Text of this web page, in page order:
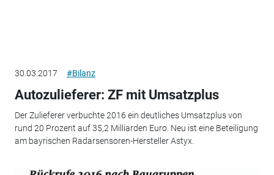
30.03.2017 #Bilanz
Autozulieferer: ZF mit Umsatzplus
Der Zulieferer verbuchte 2016 ein deutliches Umsatzplus von
rund 20 Prozent auf 35,2 Milliarden Euro. Neu ist eine Beteiligung
am bayrischen Radarsensoren-Hersteller Astyx.